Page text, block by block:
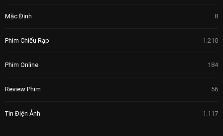
Mặc Định 8
Phim Chiếu Rạp 1.210
Phim Online 184
Review Phim 56
Tin Điện Ảnh 1.117